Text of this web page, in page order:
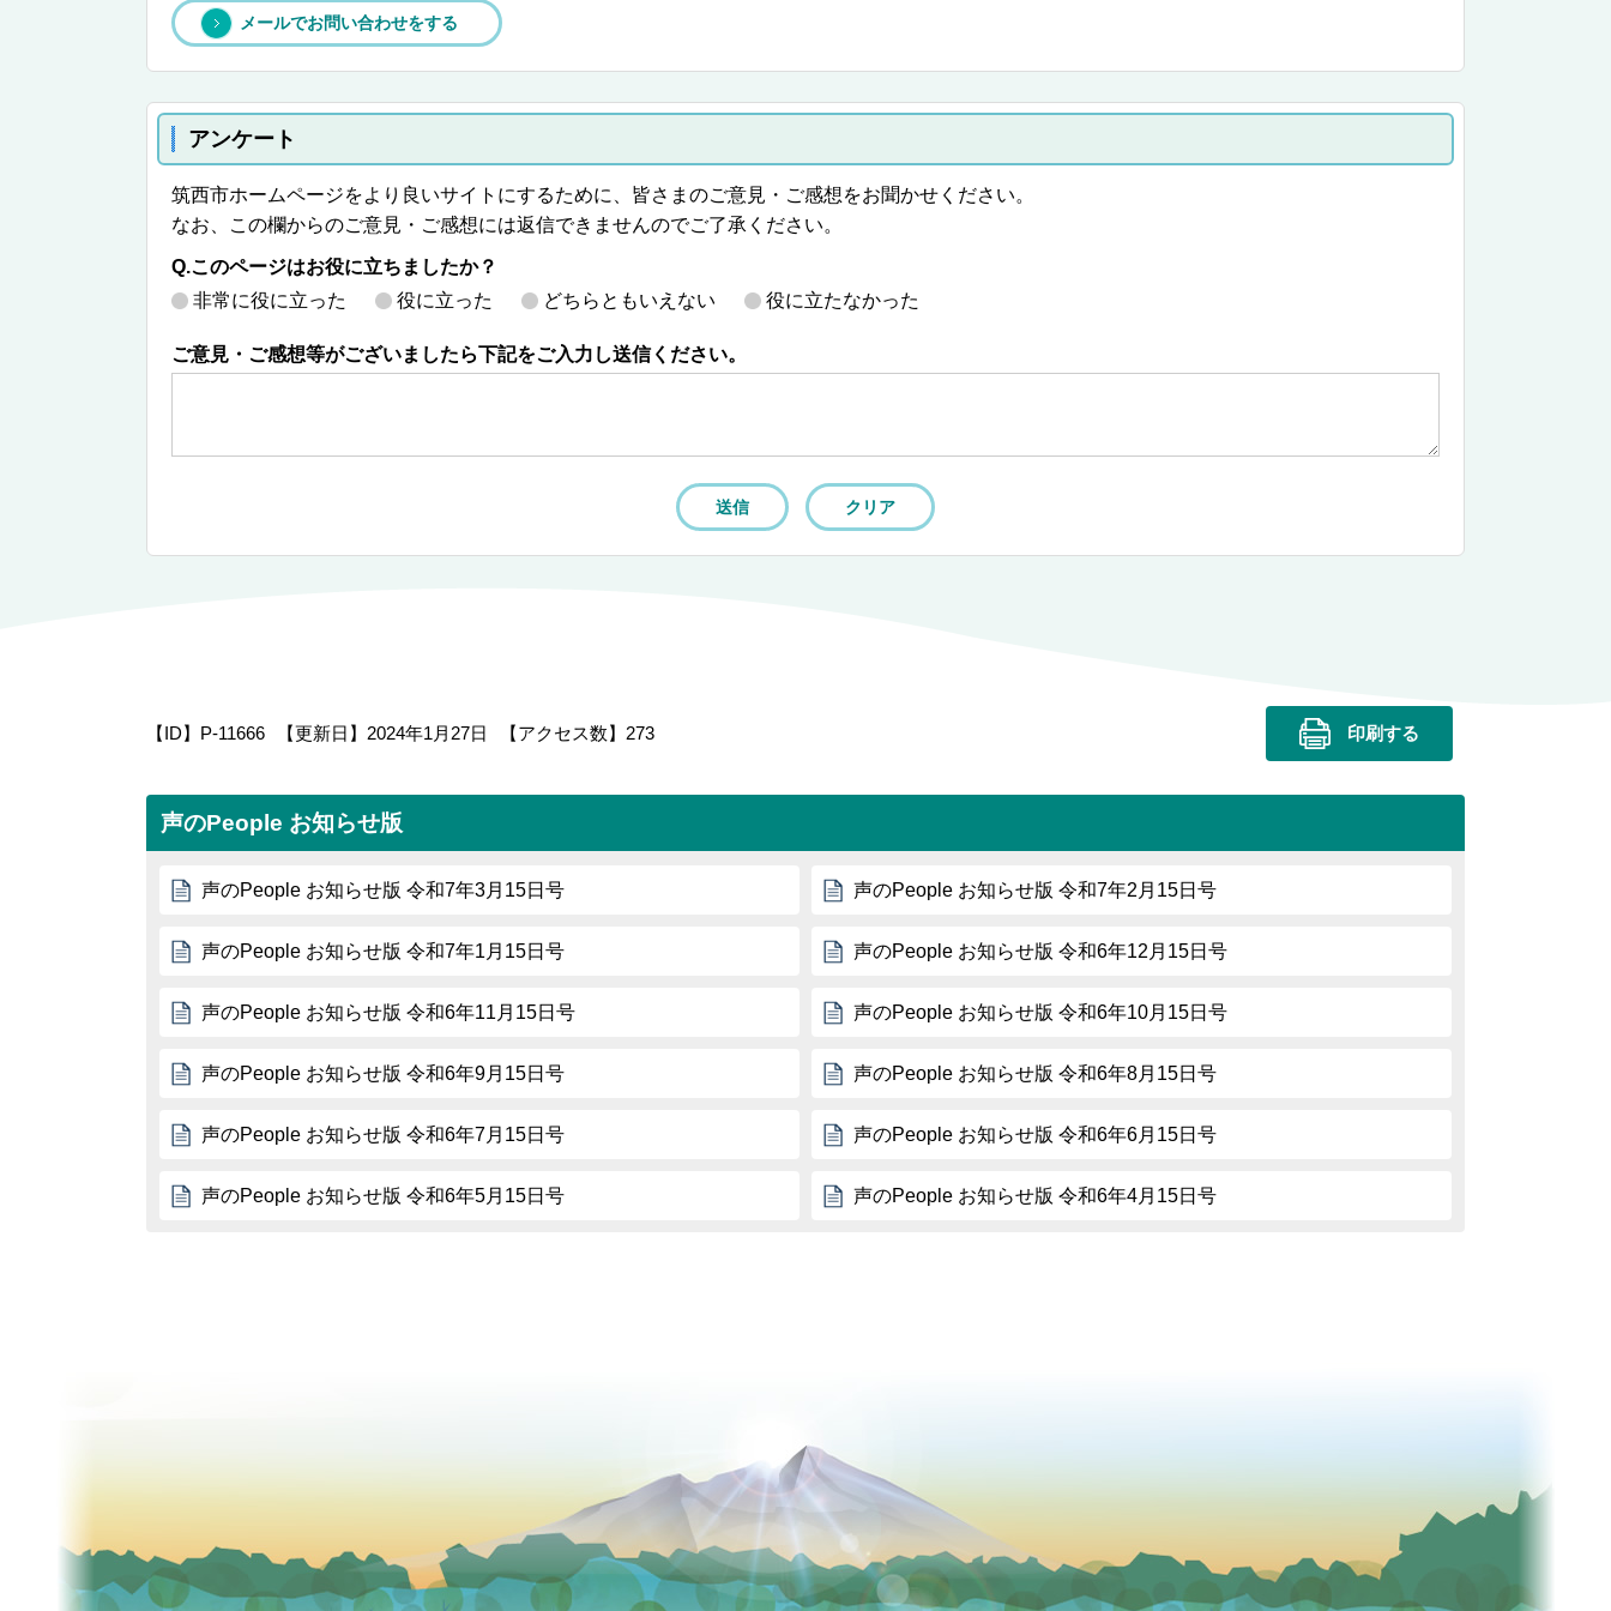
メールでお問い合わせをする
アンケート
筑西市ホームページをより良いサイトにするために、皆さまのご意見・ご感想をお聞かせください。
なお、この欄からのご意見・ご感想には返信できませんのでご了承ください。
Q.このページはお役に立ちましたか？
非常に役に立った
役に立った どちらともいえない 役に立たなかった
ご意見・ご感想等がございましたら下記をご入力し送信ください。
【ID】 P-11666 【更新日】 2024年1月27日 【アクセス数】 273 印刷する
声のPeople お知らせ版
声のPeople お知らせ版 令和7年3月15日号 声のPeople お知らせ版 令和7年2月15日号
声のPeople お知らせ版 令和7年1月15日号 声のPeople お知らせ版 令和6年12月15日号
声のPeople お知らせ版 令和6年11月15日号 声のPeople お知らせ版 令和6年10月15日号
声のPeople お知らせ版 令和6年9月15日号 声のPeople お知らせ版 令和6年8月15日号
声のPeople お知らせ版 令和6年7月15日号 声のPeople お知らせ版 令和6年6月15日号
声のPeople お知らせ版 令和6年5月15日号 声のPeople お知らせ版 令和6年4月15日号